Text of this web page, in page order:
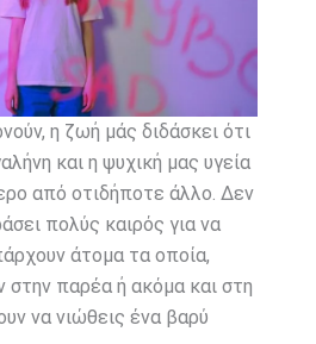
η ζωή μάς διδάσκει ότι
και η ψυχική μας υγεία
από οτιδήποτε άλλο. Δεν
πολύς καιρός για να
άτομα τα οποία,
στην παρέα ή ακόμα και στη
να νιώθεις ένα βαρύ